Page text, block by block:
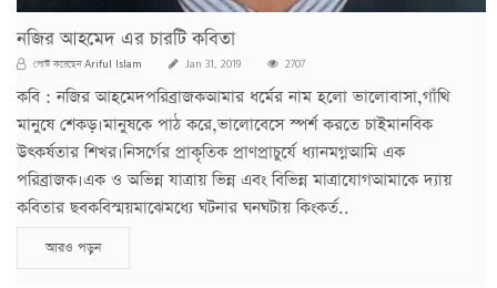
নজির আহমেদ এর চারটি কবিতা
পোস্ট করেছেনAriful Islam Jan 31, 2019 2707
কবি : নজির আহমেদপরিব্রাজকআমার ধর্মের নাম হলো ভালোবাসা,গাঁথি
মানুষে শেকড়।মানুষকে পাঠ করে,ভালোবেসে স্পর্শ করতে চাইমানবিক
উৎকর্ষতার শিখর।নিসর্গের প্রাকৃতিক প্রাণপ্রাচুর্যে ধ্যানমগ্নআমি এক
পরিব্রাজক।এক ও অভিন্ন যাত্রায় ভিন্ন এবং বিভিন্ন মাত্রাযোগআমাকে দ্যায়
কবিতার ছবকবিস্ময়মাঝেমধ্যে ঘটনার ঘনঘটায় কিংকর্ত..
আরও পড়ুন